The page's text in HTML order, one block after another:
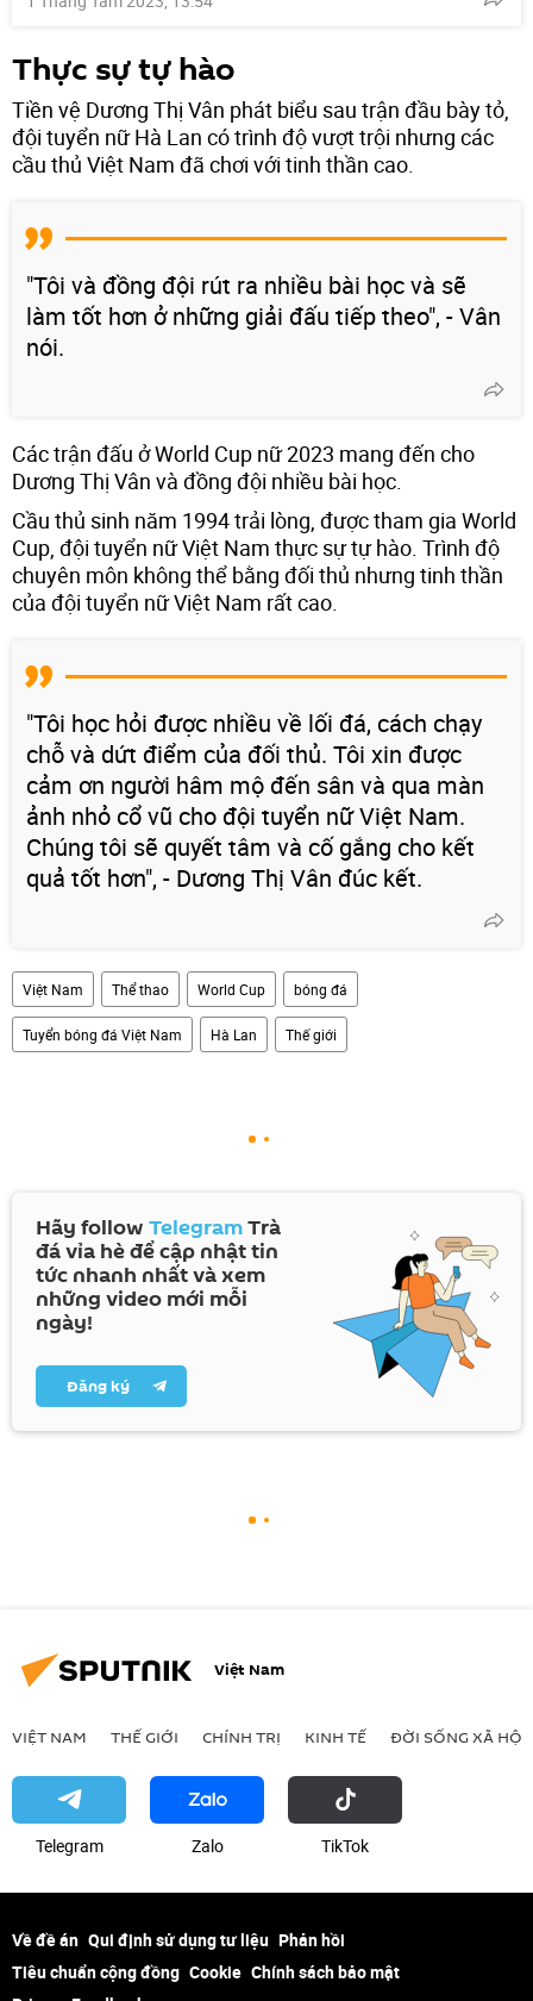
Thực sự tự hào
Tiền vệ Dương Thị Vân phát biểu sau trận đầu bày tỏ,
đội tuyển nữ Hà Lan có trình độ vượt trội nhưng các
cầu thủ Việt Nam đã chơi với tinh thần cao.
"Tôi và đồng đội rút ra nhiều bài học và sẽ
làm tốt hơn ở những giải đấu tiếp theo", - Vân
nói.
Các trận đấu ở World Cup nữ 2023 mang đến cho
Dương Thị Vân và đồng đội nhiều bài học.
Cầu thủ sinh năm 1994 trải lòng, được tham gia World
Cup, đội tuyển nữ Việt Nam thực sự tự hào. Trình độ
chuyên môn không thể bằng đối thủ nhưng tinh thần
của đội tuyển nữ Việt Nam rất cao.
"Tôi học hỏi được nhiều về lối đá, cách chạy
chỗ và dứt điểm của đối thủ. Tôi xin được
cảm ơn người hâm mộ đến sân và qua màn
ảnh nhỏ cổ vũ cho đội tuyển nữ Việt Nam.
Chúng tôi sẽ quyết tâm và cố gắng cho kết
quả tốt hơn", - Dương Thị Vân đúc kết.
Việt Nam Thể thao World Cup bóng đá
Tuyển bóng đá Việt Nam Hà Lan Thế giới
Hãy follow TelegramTrà
đá vỉa hè để cập nhật tin
tức nhanh nhất và xem
những video mới mỗi
ngày!
Đăng ký
Việt Nam
VIỆT NAM THẾ GIỚI CHÍNH TRỊ KINH TẾ ĐỜI SỐNG XÃ HỘI
Telegram Zalo ТikТоk
Về đề án Qui định sử dụng tư liệu Phản hồi
Tiêu chuẩn cộng đồng Cookie Chính sách bảo mật